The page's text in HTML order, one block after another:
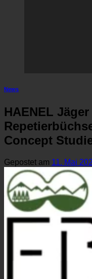
News
HAENEL
Concept
Gepostet am 11. Mai